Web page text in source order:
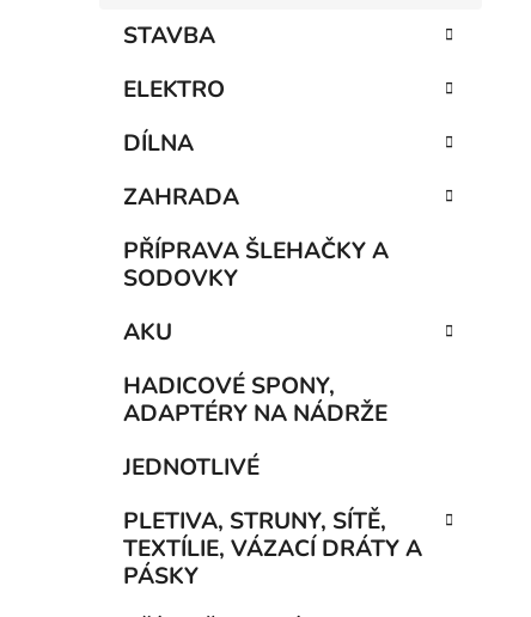
STAVBA
ELEKTRO
DÍLNA
ZAHRADA
PŘÍPRAVA ŠLEHAČKY A
SODOVKY
AKU
HADICOVÉ SPONY,
ADAPTÉRY NA NÁDRŽE
JEDNOTLIVÉ
PLETIVA, STRUNY, SÍTĚ,
TEXTÍLIE, VÁZACÍ DRÁTY A
PÁSKY